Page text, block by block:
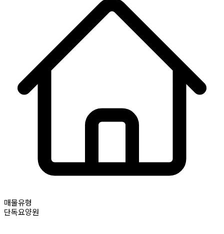
매물유형
단독요양원